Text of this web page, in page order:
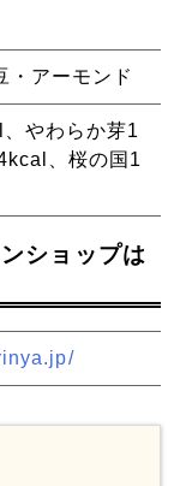
・アーモンド
やわらか芽1
、桜の国1
ショップは